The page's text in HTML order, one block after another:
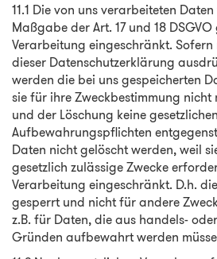
11.1 Die von uns verarbeiteten
Maßgabe der Art. 17 und 18
Verarbeitung eingeschränkt. Sofern
dieser Datenschutzerklärung
werden die bei uns gespeicherten
sie für ihre Zweckbestimmung
und der Löschung keine gesetzlichen
Aufbewahrungspflichten
Daten nicht gelöscht werden, weil
gesetzlich zulässige Zwecke
Verarbeitung eingeschränkt. D.h.
gesperrt und nicht für andere
z.B. für Daten, die aus handels-
Gründen aufbewahrt werden